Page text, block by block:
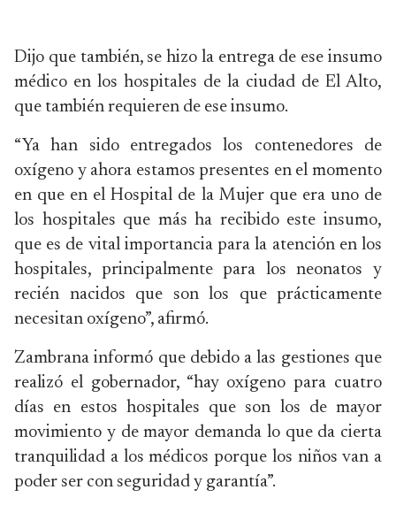
Dijo que también, se hizo la entrega de ese insumo
médico en los hospitales de la ciudad de El Alto,
que también requieren de ese insumo.
“Ya han sido entregados los contenedores de
oxígeno y ahora estamos presentes en el momento
en que en el Hospital de la Mujer que era uno de
los hospitales que más ha recibido este insumo,
que es de vital importancia para la atención en los
hospitales, principalmente para los neonatos y
recién nacidos que son los que prácticamente
necesitan oxígeno”, afirmó.
Zambrana informó que debido a las gestiones que
realizó el gobernador, “hay oxígeno para cuatro
días en estos hospitales que son los de mayor
movimiento y de mayor demanda lo que da cierta
tranquilidad a los médicos porque los niños van a
poder ser con seguridad y garantía”.